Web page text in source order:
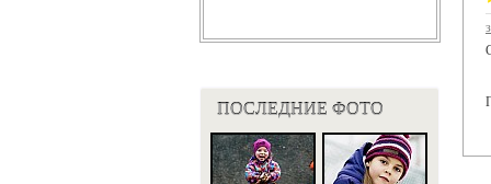
ПОСЛЕДНИЕ ФОТО